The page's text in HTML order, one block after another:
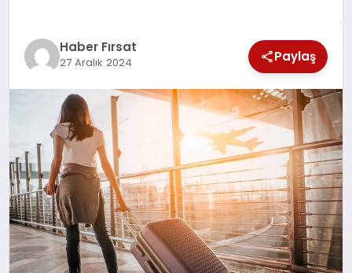
EKONOMİ
MAGAZİN
EĞİTİM
DÜNYA
Haber Fırsat
27 Aralık 2024 Paylaş